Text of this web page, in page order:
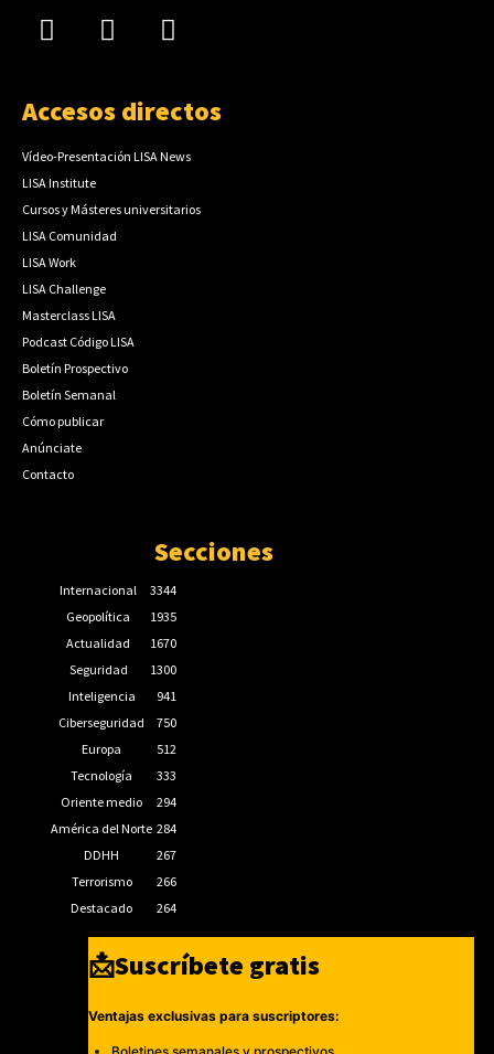
Accesos directos
Vídeo-Presentación LISA News
LISA Institute
Cursos y Másteres universitarios
LISA Comunidad
LISA Work
LISA Challenge
Masterclass LISA
Podcast Código LISA
Boletín Prospectivo
Boletín Semanal
Cómo publicar
Anúnciate
Contacto
Secciones
Internacional
3344
Geopolítica
1935
Actualidad
1670
Seguridad
1300
Inteligencia
941
Ciberseguridad
750
Europa
512
Tecnología
333
Oriente medio
294
América del Norte 284
DDHH
267
Terrorismo
266
Destacado
264
📩Suscríbete gratis
Ventajas exclusivas para suscriptores: